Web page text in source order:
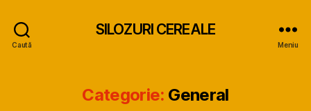
Caută
SILOZURI CEREALE
Meniu
Categorie: General